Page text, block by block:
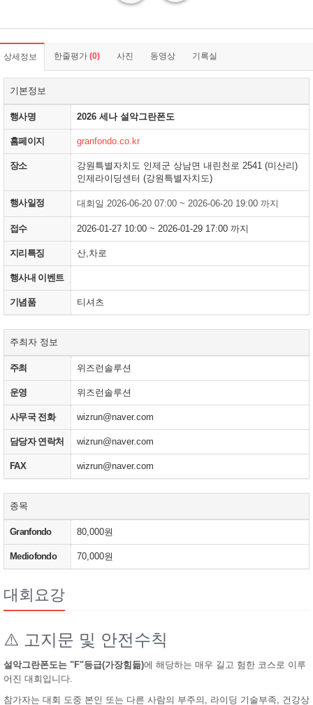
상세정보 한줄평가 (0) 사진 동영상 기록실
기본정보
행사명 2026 세나 설악그란폰도
홈페이지 granfondo.co.kr
장소
강원특별자치도 인제군 상남면 내린천로 2541 (미산리)
인제라이딩센터 (강원특별자치도)
행사일정 대회일 2026-06-20 07:00 ~ 2026-06-20 19:00 까지
접수 2026-01-27 10:00 ~ 2026-01-29 17:00 까지
지리특징 산,차로
행사내 이벤트
기념품 티셔츠
주최자 정보
주최 위즈런솔루션
운영 위즈런솔루션
사무국 전화 wizrun@naver.com
담당자 연락처 wizrun@naver.com
FAX wizrun@naver.com
종목
Granfondo 80,000원
Mediofondo 70,000원
대회요강
⚠️ 고지문 및 안전수칙
설악그란폰도는 "F"등급(가장힘듦)에 해당하는 매우 길고 험한 코스로 이루
어진 대회입니다.
참가자는 대회 도중 본인 또는 다른 사람의 부주의, 라이딩 기술부족, 건강상